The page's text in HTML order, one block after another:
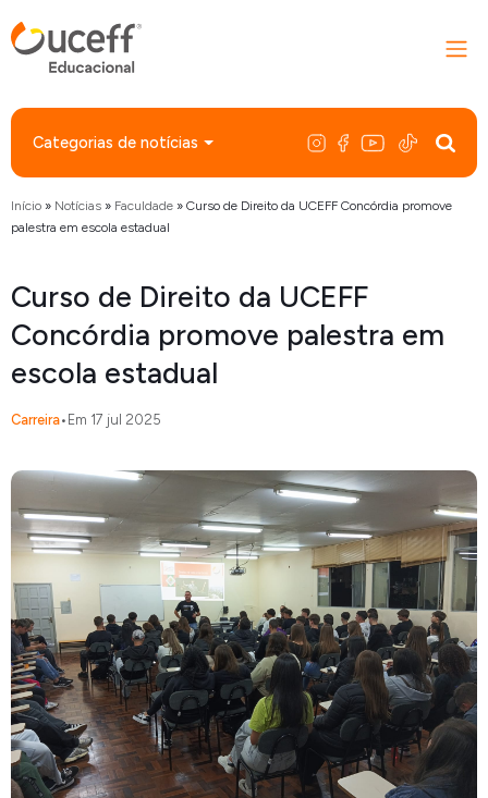
Categorias de notícias
Início» Notícias» Faculdade» Curso de Direito da UCEFF Concórdia promove
palestra em escola estadual
Curso de Direito da UCEFF
Concórdia promove palestra em
escola estadual
Carreira• Em 17 jul 2025